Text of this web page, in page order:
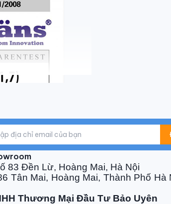
83 Đền Lừ, Hoàng Mai, Hà Nội
Tân Mai, Hoàng Mai, Thành Phố Hà
Thương Mại Đầu Tư Bảo Uyên